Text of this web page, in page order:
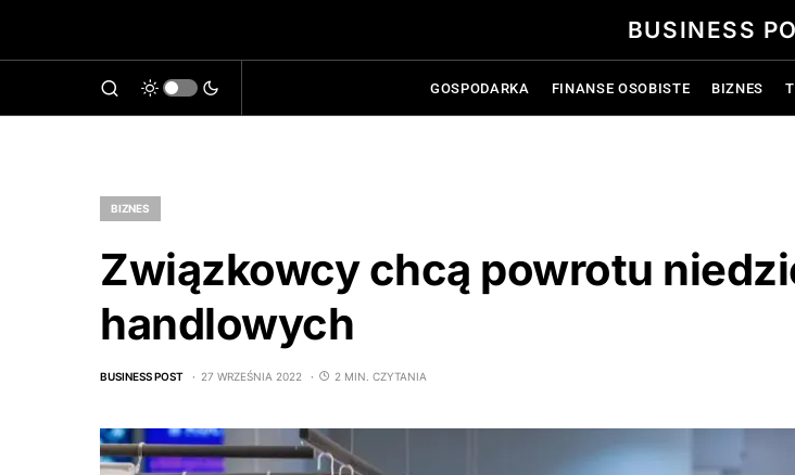
BUSINESS
GOSPODARKA FINANSE OSOBISTE BIZNES
BIZNES
Związkowcy chcą powrotu
handlowych
BUSINESS POST 27 WRZEŚNIA 2022 2 MIN. CZYTANIA